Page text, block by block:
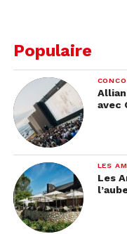
Populaire
avec
LES
Les